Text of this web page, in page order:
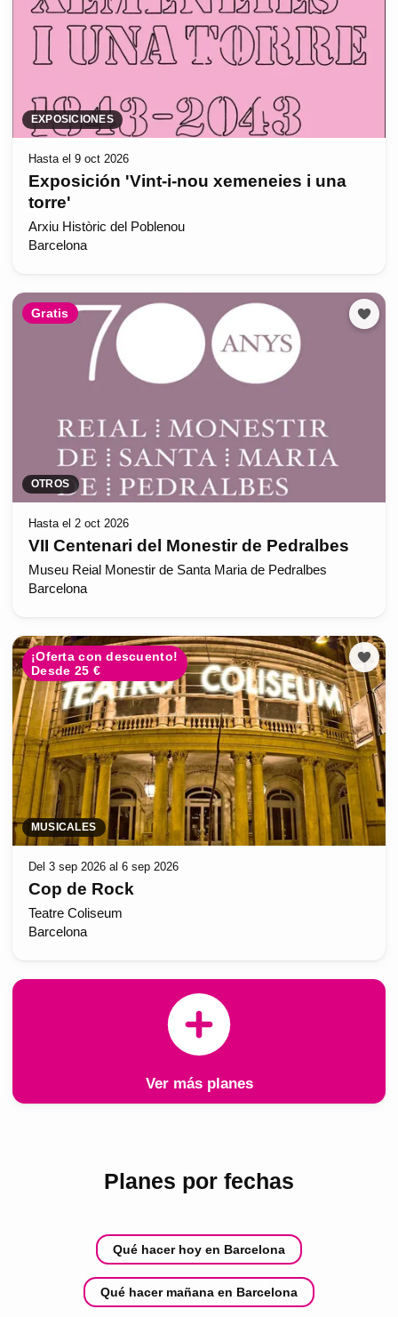
EXPOSICIONES
Hasta el 9 oct 2026
Exposición 'Vint-i-nou xemeneies i una
torre'
Arxiu Històric del Poblenou
Barcelona
Gratis
OTROS
Hasta el 2 oct 2026
VII Centenari del Monestir de Pedralbes
Museu Reial Monestir de Santa Maria de Pedralbes
Barcelona
¡Oferta con descuento!
Desde 25 €
MUSICALES
Del 3 sep 2026 al 6 sep 2026
Cop de Rock
Teatre Coliseum
Barcelona
Ver más planes
Planes por fechas
Qué hacer hoy en Barcelona
Qué hacer mañana en Barcelona